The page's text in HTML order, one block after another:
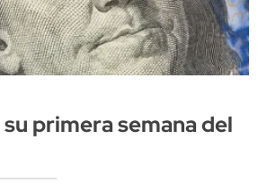
primera semana del